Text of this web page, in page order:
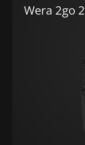
Wera 2go 2